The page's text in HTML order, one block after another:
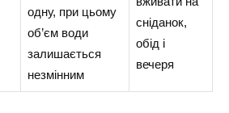
одну, при цьому
об’єм води
залишається
незмінним
сніданок,
обід і
вечеря